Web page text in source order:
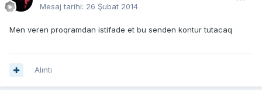
Mesaj tarihi: 26 Şubat 2014
Men veren proqramdan istifade et bu senden kontur tutacaq
Alıntı